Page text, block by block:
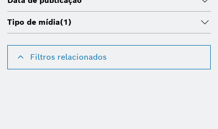
Tipo de mídia(1)
Filtros relacionados